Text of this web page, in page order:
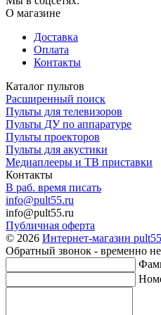
О магазине
Доставка
Оплата
Контакты
Каталог пультов
Расширенный поиск
Пульты для телевизоров
Пульты ДУ по аппаратуре
Пульты проекторов
Пульты для акустики
Медиаплееры и ТВ приставки
Контакты
В раб. время писать
info@pult55.ru
info@pult55.ru
Публичная оферта
© 2026 Интернет-магазин
Обратный звонок - временно